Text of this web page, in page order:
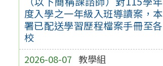
度入學之一年級入班導讀案，本
署已配送學習歷程檔案手冊至各
校
2026-08-07 教學組